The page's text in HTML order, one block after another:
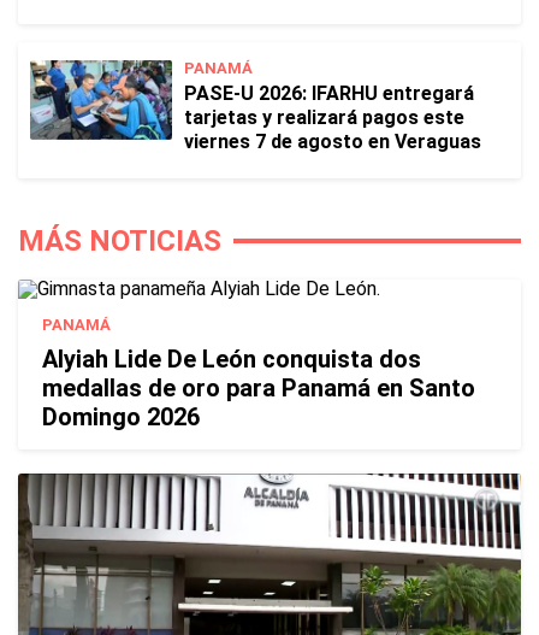
PANAMÁ
PASE-U 2026: IFARHU entregará
tarjetas y realizará pagos este
viernes 7 de agosto en Veraguas
MÁS NOTICIAS
PANAMÁ
Alyiah Lide De León conquista dos
medallas de oro para Panamá en Santo
Domingo 2026